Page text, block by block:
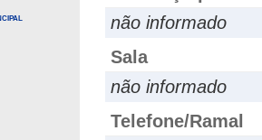
não informado
Sala
não informado
Telefone/Ramal